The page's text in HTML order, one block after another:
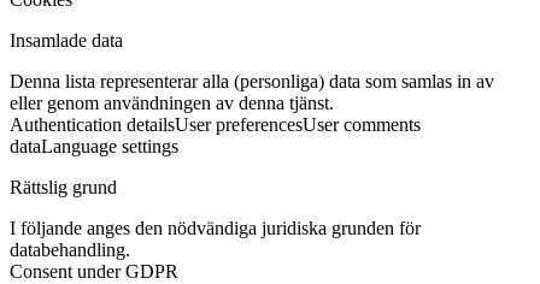
Insamlade data
Denna lista representerar alla (personliga) data som samlas in av
eller genom användningen av denna tjänst.
Authentication detailsUser preferencesUser comments
dataLanguage settings
Rättslig grund
I följande anges den nödvändiga juridiska grunden för
databehandling.
Consent under GDPR